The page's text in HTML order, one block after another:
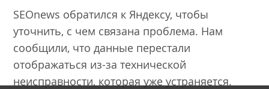
SEOnews обратился к Яндексу, чтобы
уточнить, с чем связана проблема. Нам
сообщили, что данные перестали
отображаться из-за технической
неисправности, которая уже устраняется.